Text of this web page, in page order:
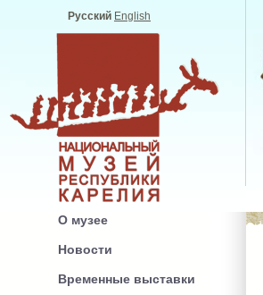
Русский English
О музее
Новости
Временные выставки